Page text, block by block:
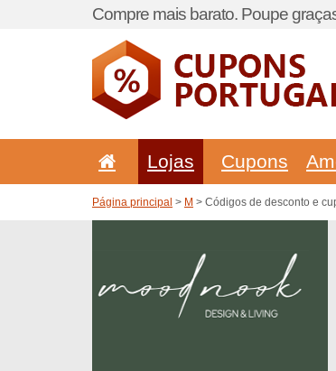
Compre mais barato. Poupe
Lojas Cupons
Página principal > M > Códigos de desconto e